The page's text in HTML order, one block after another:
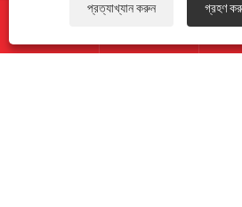
আমাদের সম্পর্কে
পণ্য
প্রত্যাখ্যান করুন গ্রহণ